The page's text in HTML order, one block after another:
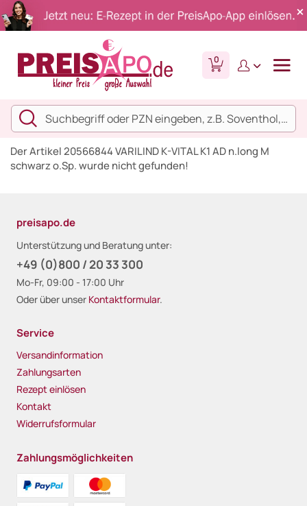
0
Der Artikel 20566844 VARILIND K-VITAL K1 AD n.long M
schwarz o.Sp. wurde nicht gefunden!
preisapo.de
Unterstützung und Beratung unter:
+49 (0)800 / 20 33 300
Mo-Fr, 09:00 - 17:00 Uhr
Oder über unser Kontaktformular.
Service
Versandinformation
Zahlungsarten
Rezept einlösen
Kontakt
Widerrufsformular
Zahlungsmöglichkeiten